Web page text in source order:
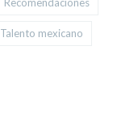
Talento mexicano